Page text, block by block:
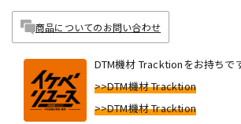
商品についてのお問い合わせ
DTM機材 Tracktionをお持ちで
>>DTM機材 Tracktion
>>DTM機材 Tracktion